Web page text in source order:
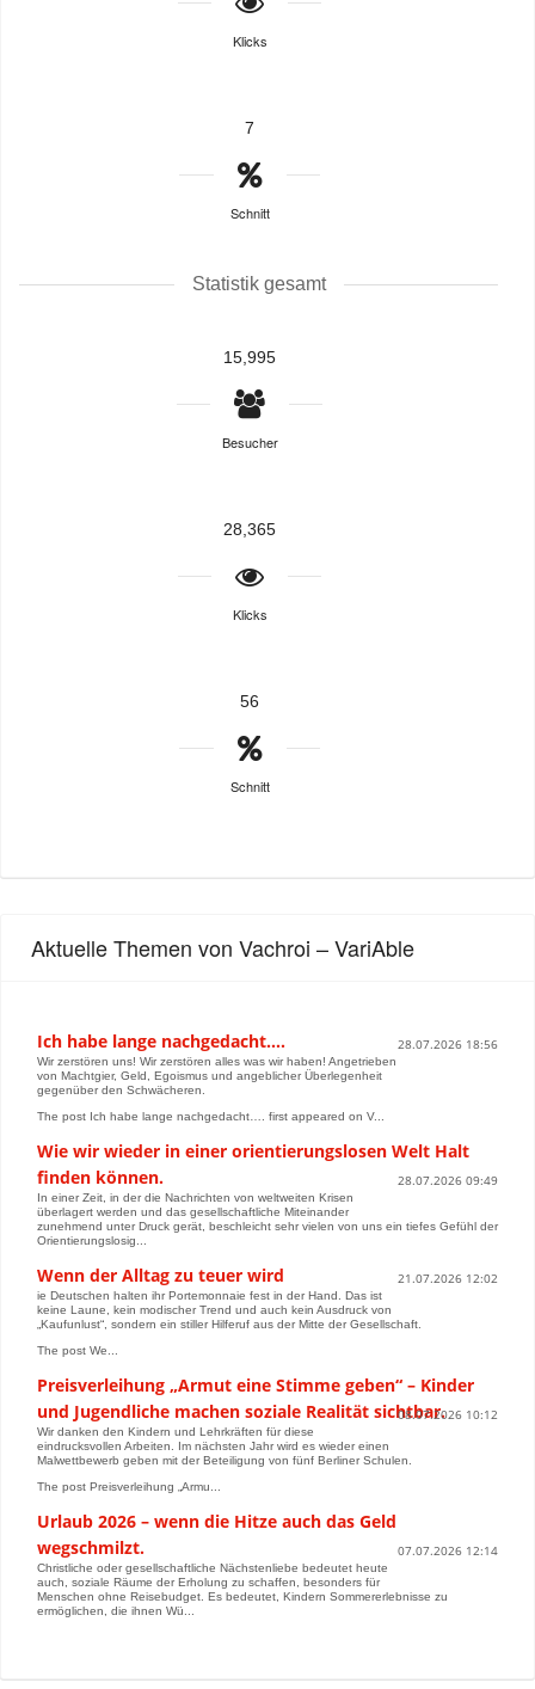
Klicks
7
Schnitt
Statistik gesamt
15,995
Besucher
28,365
Klicks
56
Schnitt
Aktuelle Themen von Vachroi – VariAble
Ich habe lange nachgedacht…. 28.07.2026 18:56
Wir zerstören uns! Wir zerstören alles was wir haben! Angetrieben
von Machtgier, Geld, Egoismus und angeblicher Überlegenheit
gegenüber den Schwächeren.
The post Ich habe lange nachgedacht…. first appeared on V...
Wie wir wieder in einer orientierungslosen Welt Halt
finden können.
28.07.2026 09:49
In einer Zeit, in der die Nachrichten von weltweiten Krisen
überlagert werden und das gesellschaftliche Miteinander
zunehmend unter Druck gerät, beschleicht sehr vielen von uns ein tiefes Gefühl der
Orientierungslosig...
Wenn der Alltag zu teuer wird 21.07.2026 12:02
ie Deutschen halten ihr Portemonnaie fest in der Hand. Das ist
keine Laune, kein modischer Trend und auch kein Ausdruck von
„Kaufunlust“, sondern ein stiller Hilferuf aus der Mitte der Gesellschaft.
The post We...
Preisverleihung „Armut eine Stimme geben“ – Kinder
und Jugendliche machen soziale Realität sichtbar.08.07.2026 10:12
Wir danken den Kindern und Lehrkräften für diese
eindrucksvollen Arbeiten. Im nächsten Jahr wird es wieder einen
Malwettbewerb geben mit der Beteiligung von fünf Berliner Schulen.
The post Preisverleihung „Armu...
Urlaub 2026 – wenn die Hitze auch das Geld
wegschmilzt.
07.07.2026 12:14
Christliche oder gesellschaftliche Nächstenliebe bedeutet heute
auch, soziale Räume der Erholung zu schaffen, besonders für
Menschen ohne Reisebudget. Es bedeutet, Kindern Sommererlebnisse zu
ermöglichen, die ihnen Wü...